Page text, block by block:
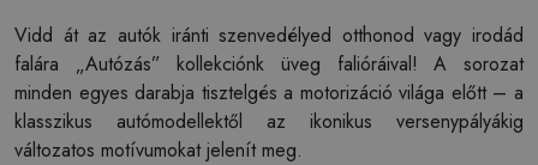
Vidd át az autók iránti szenvedélyed otthonod vagy irodád
falára „Autózás” kollekciónk üveg falióráival! A sorozat
minden egyes darabja tisztelgés a motorizáció világa előtt – a
klasszikus autómodellektől az ikonikus versenypályákig
változatos motívumokat jelenít meg.